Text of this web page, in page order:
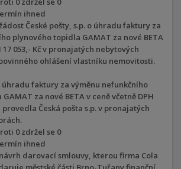
ihned
České pošty, s.p. o úhradu faktury za
plynového topidla GAMAT za nové BETA
17 053,- Kč v pronajatých nebytových
ohlášení vlastníku nemovitosti.
úhradu faktury za výměnu nefunkčního
za nové BETA v ceně včetně DPH
provedla Česká pošta s.p. v pronajatých
0 zdržel se 0
ihned
darovací smlouvy, kterou firma Cola